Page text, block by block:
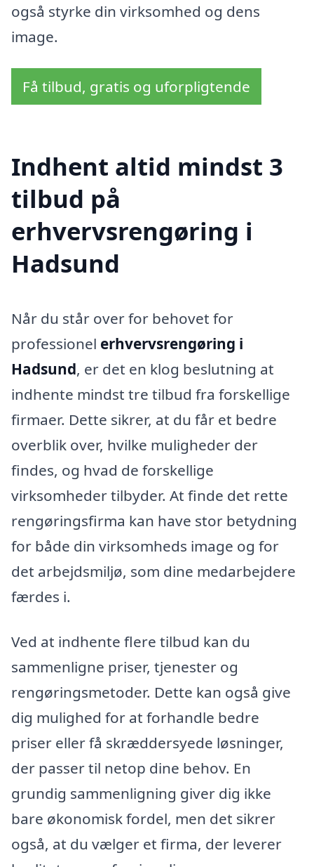
også styrke din virksomhed og dens
image.
Få tilbud, gratis og uforpligtende
Indhent altid mindst 3
tilbud på
erhvervsrengøring i
Hadsund
Når du står over for behovet for
professionel erhvervsrengøring i
Hadsund, er det en klog beslutning at
indhente mindst tre tilbud fra forskellige
firmaer. Dette sikrer, at du får et bedre
overblik over, hvilke muligheder der
findes, og hvad de forskellige
virksomheder tilbyder. At finde det rette
rengøringsfirma kan have stor betydning
for både din virksomheds image og for
det arbejdsmiljø, som dine medarbejdere
færdes i.
Ved at indhente flere tilbud kan du
sammenligne priser, tjenester og
rengøringsmetoder. Dette kan også give
dig mulighed for at forhandle bedre
priser eller få skræddersyede løsninger,
der passer til netop dine behov. En
grundig sammenligning giver dig ikke
bare økonomisk fordel, men det sikrer
også, at du vælger et firma, der leverer